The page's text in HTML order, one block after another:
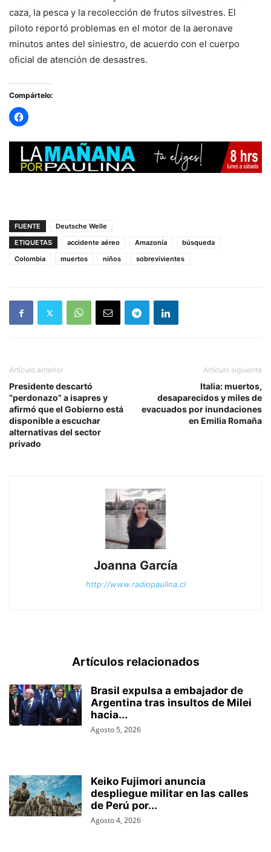
caza, la pesca y la recolección de frutos silvestres. El
piloto reportó problemas en el motor de la aeronave
minutos antes del siniestro, de acuerdo con el cuerpo
oficial de atención de desastres.
Compártelo:
FUENTE
Deutsche Welle
ETIQUETAS
accidente aéreo Amazonía
búsqueda
Colombia
muertos niños sobrevivientes
Artículo anterior
Presidente descartó
“perdonazo” a isapres y
afirmó que el Gobierno está
disponible a escuchar
alternativas del sector
privado
Artículo siguiente
Italia: muertos,
desaparecidos y miles de
evacuados por inundaciones
en Emilia Romaña
Joanna García
http://www.radiopaulina.cl
Artículos relacionados
Brasil expulsa a embajador de
Argentina tras insultos de Milei
hacia...
Agosto 5, 2026
Keiko Fujimori anuncia
despliegue militar en las calles
de Perú por...
Agosto 4, 2026